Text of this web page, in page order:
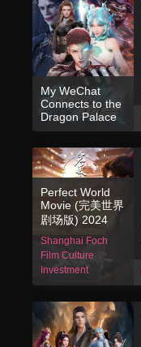
My WeChat
Connects to the
Dragon Palace
Perfect World
Movie (完美世界
剧场版) 2024
Shanghai Foch
Film Culture
Investment